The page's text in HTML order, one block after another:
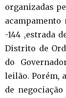
organizadas
acampamento
-144 ,estrada
Distrito de
do
leilão. Porém,
de